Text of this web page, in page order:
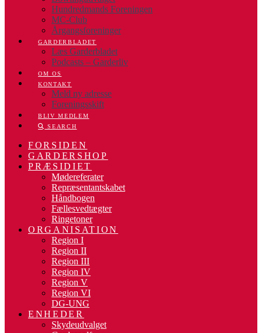
Hundredmands Foreningen
MC-Club
Årgangsforeninger
GARDERBLADET
Læs Garderbladet
Podcasts – Garderliv
OM OS
KONTAKT
Meld ny adresse
Foreningsskift
BLIV MEDLEM
SEARCH
FORSIDEN
GARDERSHOP
PRÆSIDIET
Mødereferater
Repræsentantskabet
Håndbogen
Fællesvedtægter
Ringetoner
ORGANISATION
Region I
Region II
Region III
Region IV
Region V
Region VI
DG-UNG
ENHEDER
Skydeudvalget